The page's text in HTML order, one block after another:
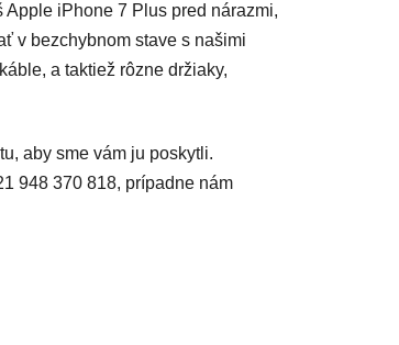
Apple iPhone 7 Plus pred nárazmi,
v bezchybnom stave s našimi
a taktiež rôzne držiaky,
aby sme vám ju poskytli.
948 370 818, prípadne nám